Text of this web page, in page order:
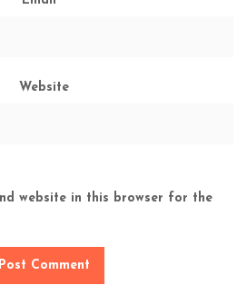
Website
website in this browser for the